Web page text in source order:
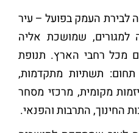
לבירת העמק בפועל – עיר
למגורים, שמושכת אליה
מכל רחבי הארץ. תנופת
תחום: תשתיות מתקדמות,
מקומית, מרכזי מסחר
החינוך, התרבות והפנאי.